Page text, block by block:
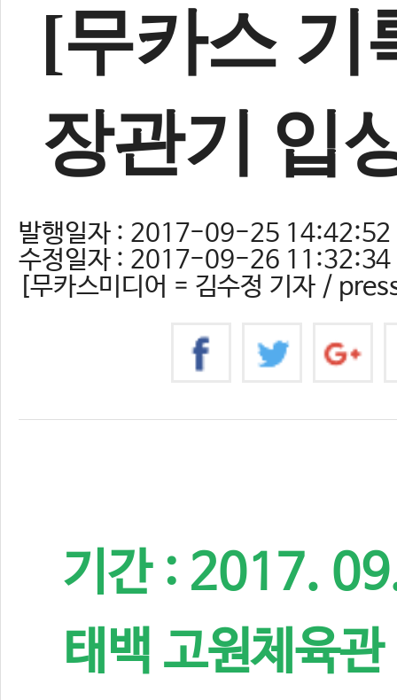
[무카스 기
장관기 입
발행일자 : 2017-09-25 14:42:52
수정일자 : 2017-09-26 11:32:34
[무카스미디어 = 김수정 기자 /
기간 : 2017.
태백 고원체육관